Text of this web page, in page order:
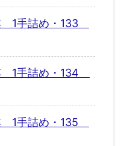
1手詰め・133
1手詰め・134
1手詰め・135